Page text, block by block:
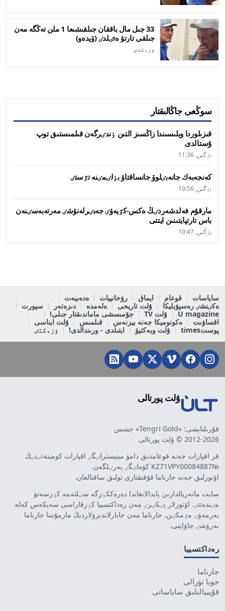
33 جىل مال باققان جىلقىشىعا 1 ملن تەڭگە مەن
جىلقى تارتۋ ەتٸلدٸ (ۆيدەو)
ٶزەكتٸ
سوڭعى جاڭالىقتار
قىزىلوردا وبلىسىندا زاڭسىز التىن ٶندٸرگەن قىلمىستىق توپ
ۇستالدى
بٷگىن, 11:36
كەنجەبەك جانەبٸلوۆ جانساقتاۋ بٶلٸمٸنە تٷستٸ
بٷگىن, 10:56
مارقۇم فەلدشەردٸڭ ەكس-كٷيەۋٸ جەبٸرلەنۋشٸ مەرتەبەسٸنەن
باس تارتپايتىنىن ايتتى
بٷگىن, 10:47
ساياسات قوعام ايماق رۋحانييات
ەدەبيەت
ەكٸنشٸ رەسپۋبليكا
ۇلت تاريحى ەلەمدە دىزەتەر
سپورت
U magazine
ۇلت TV
جۇمىسشى ماماندىقتار جىلى!
اقساۋىت
ەكونوميكا جەنە بيزنەس قىلمىس
ۇلت ايناسى
پوستtimes
ۇلت وبەكتيۆ ايتىلدى - ورىندالدى! ٶزەكتٸ
ۇلت پورتالى
قۇرىلتايشى: «Tengri Gold» جشس
2012-2026 © ۇلت پورتالى
قر اقپارات جەنە قوعامدىق دامۋ مينيسترلٸگٸ اقپارات كوميتەتٸنٸڭ
№KZ71VPY00084887 كۋەلٸگٸ بەرٸلگەن.
اۆتورلىق جەنە جارناما قۇقىقتارى تولىق ساقتالعان.
سايت ماتەريالدارىن پايدالانعاندا دەرەككٶزگە سٸلتەمە كٶرسەتۋ
مٸندەتتٸ. اۆتورلار پٸكٸرٸ مەن رەداكتسييا كٶزقاراسى سەيكەس كەلە
بەرمەۋٸ مٷمكٸن. جارناما مەن حابارلاندىرۋلاردىڭ مازمۇنىنا جارناما
بەرۋشٸ جاۋاپتى.
رەداكتسييا
جارناما
جوبا تۋرالى
قۇپييالىلىق ساياساتى